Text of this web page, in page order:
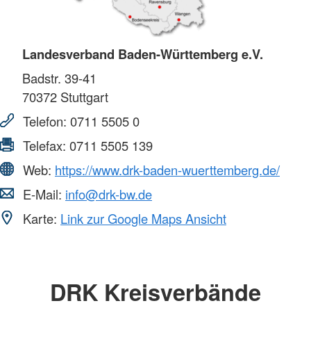
Landesverband Baden-Württemberg e.V.
Badstr. 39-41
70372 Stuttgart
Telefon: 0711 5505 0
Telefax: 0711 5505 139
Web: https://www.drk-baden-wuerttemberg.de/
E-Mail: info@drk-bw.de
Karte: Link zur Google Maps Ansicht
DRK Kreisverbände